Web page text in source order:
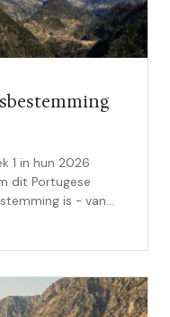
1 in hun 2026
dit Portugese
is - van
Funchal.